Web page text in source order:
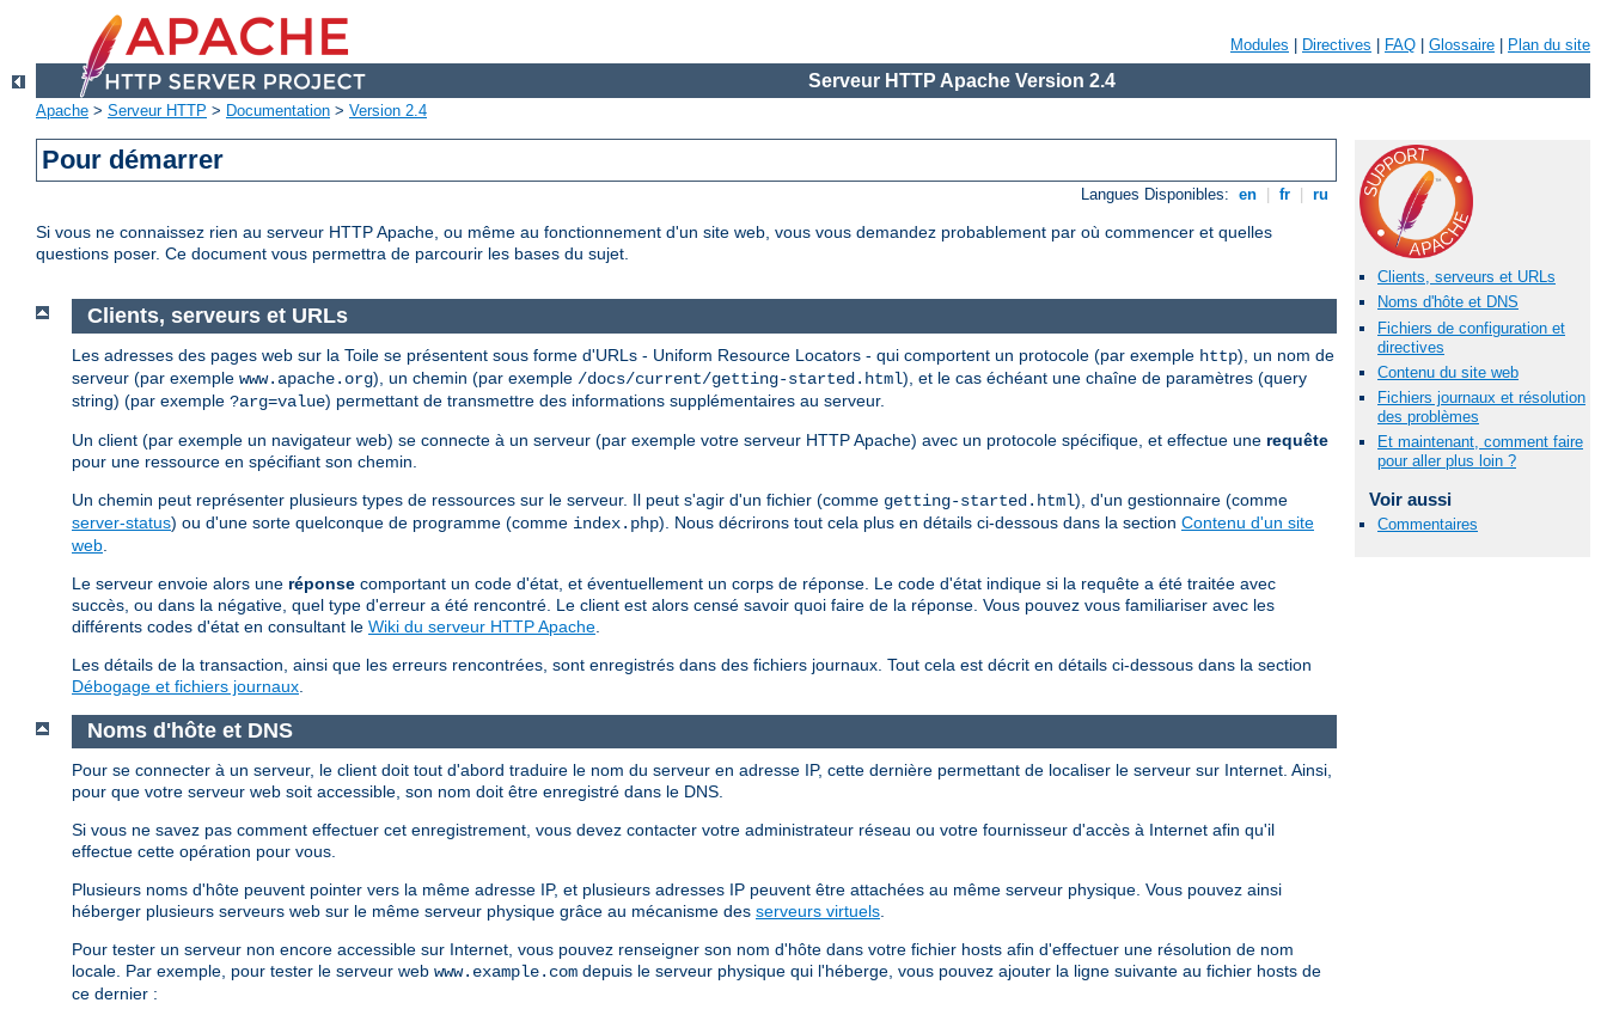
Modules Directives FAQ Glossaire Plan du site
Serveur HTTP Apache Version 2.4
Apache > Serveur HTTP > Documentation > Version 2.4
Pour démarrer
Langues Disponibles: en fr ru
Si vous ne connaissez rien au serveur HTTP Apache, ou même au fonctionnement d'un site web, vous vous demandez probablement par où commencer et quelles
questions poser. Ce document vous permettra de parcourir les bases du sujet.
Clients, serveurs et URLs
Noms d'hôte et DNS
Fichiers de configuration et
directives
Contenu du site web
Fichiers journaux et résolution
des problèmes
Et maintenant, comment faire
pour aller plus loin ?
Voir aussi
Commentaires
Clients, serveurs et URLs
Les adresses des pages web sur la Toile se présentent sous forme d'URLs - Uniform Resource Locators - qui comportent un protocole (par exemple http), un nom de
serveur (par exemple www.apache.org), un chemin (par exemple /docs/current/getting-started.html), et le cas échéant une chaîne de paramètres (query
string) (par exemple ?arg=value) permettant de transmettre des informations supplémentaires au serveur.
Un client (par exemple un navigateur web) se connecte à un serveur (par exemple votre serveur HTTP Apache) avec un protocole spécifique, et effectue une requête
pour une ressource en spécifiant son chemin.
Un chemin peut représenter plusieurs types de ressources sur le serveur. Il peut s'agir d'un fichier (comme getting-started.html), d'un gestionnaire (comme
server-status) ou d'une sorte quelconque de programme (comme index.php). Nous décrirons tout cela plus en détails ci-dessous dans la section Contenu d'un site
web
Le serveur envoie alors une réponse comportant un code d'état, et éventuellement un corps de réponse. Le code d'état indique si la requête a été traitée avec
succès, ou dans la négative, quel type d'erreur a été rencontré. Le client est alors censé savoir quoi faire de la réponse. Vous pouvez vous familiariser avec les
différents codes d'état en consultant le Wiki du serveur HTTP Apache
Les détails de la transaction, ainsi que les erreurs rencontrées, sont enregistrés dans des fichiers journaux. Tout cela est décrit en détails ci-dessous dans la section
Débogage et fichiers journaux
Noms d'hôte et DNS
Pour se connecter à un serveur, le client doit tout d'abord traduire le nom du serveur en adresse IP, cette dernière permettant de localiser le serveur sur Internet. Ainsi,
pour que votre serveur web soit accessible, son nom doit être enregistré dans le DNS.
Si vous ne savez pas comment effectuer cet enregistrement, vous devez contacter votre administrateur réseau ou votre fournisseur d'accès à Internet afin qu'il
effectue cette opération pour vous.
Plusieurs noms d'hôte peuvent pointer vers la même adresse IP, et plusieurs adresses IP peuvent être attachées au même serveur physique. Vous pouvez ainsi
héberger plusieurs serveurs web sur le même serveur physique grâce au mécanisme des serveurs virtuels
Pour tester un serveur non encore accessible sur Internet, vous pouvez renseigner son nom d'hôte dans votre fichier hosts afin d'effectuer une résolution de nom
locale. Par exemple, pour tester le serveur web www.example.com depuis le serveur physique qui l'héberge, vous pouvez ajouter la ligne suivante au fichier hosts de
ce dernier :